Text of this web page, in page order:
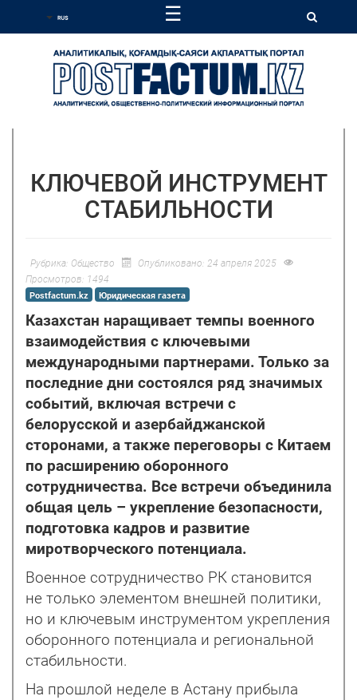
☰
КЛЮЧЕВОЙ ИНСТРУМЕНТ
СТАБИЛЬНОСТИ
Рубрика: Общество
Опубликовано: 24 апреля 2025
Просмотров: 1494
Postfactum.kz Юридическая газета
Казахстан наращивает темпы военного
взаимодействия с ключевыми
международными партнерами. Только за
последние дни состоялся ряд значимых
событий, включая встречи с
белорусской и азербайджанской
сторонами, а также переговоры с Китаем
по расширению оборонного
сотрудничества. Все встречи объединила
общая цель – укрепление безопасности,
подготовка кадров и развитие
миротворческого потенциала.
Военное сотрудничество РК становится
не только элементом внешней политики,
но и ключевым инструментом укрепления
оборонного потенциала и региональной
стабильности.
На прошлой неделе в Астану прибыла